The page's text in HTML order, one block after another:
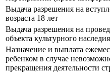
Выдача разрешения на
возраста 18 лет
Выдача разрешения на
объекта культурного
Назначение и выплата
ребенком в случае
прекращения деятельности